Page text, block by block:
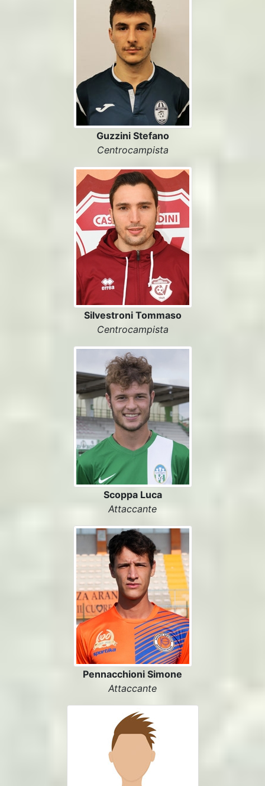
Guzzini Stefano
Centrocampista
Silvestroni Tommaso
Centrocampista
Scoppa Luca
Attaccante
Pennacchioni Simone
Attaccante